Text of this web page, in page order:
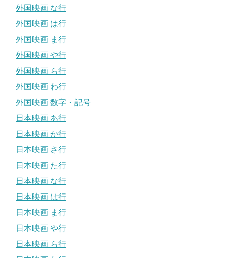
外国映画 な行
外国映画 は行
外国映画 ま行
外国映画 や行
外国映画 ら行
外国映画 わ行
外国映画 数字・記号
日本映画 あ行
日本映画 か行
日本映画 さ行
日本映画 た行
日本映画 な行
日本映画 は行
日本映画 ま行
日本映画 や行
日本映画 ら行